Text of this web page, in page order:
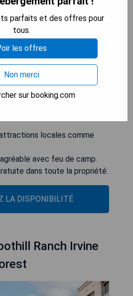
micro-ondes et un grille-pain.
linge de lit sont fournis.
également une
Angel d'Anaheim est situé à
Honda Center se trouve
distance. L'aéroport le plus
John Wayne, situé à 24 km.
avec 4 chambres.
locales comme
avec feu de camp.
dans toute la propriété.
LA DISPONIBILITÉ
Ranch Irvine
parfaits et des offres pour
tous.
les offres
Non merci
sur booking.com